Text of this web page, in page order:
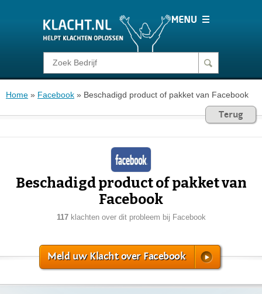
Klacht melden
Barometer
Voor Bedrijven
Login
Home » Facebook » Beschadigd product of pakket van Facebook
Terug
Beschadigd product of pakket van
Facebook
117klachten over dit probleem bij Facebook
Meld uw Klacht over Facebook